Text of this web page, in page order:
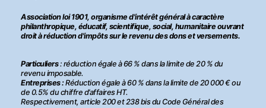
Association loi 1901, organisme d'intérêt général à caractère
philanthropique, éducatif, scientifique, social, humanitaire ouvrant
droit à réduction d'impôts sur le revenu des dons et versements.
Particuliers: réduction égale à 66 % dans la limite de 20 % du
revenu imposable.
Entreprises :Réduction égale à 60 % dans la limite de 20 000 € ou
de 0.5% du chiffre d’affaires HT.
Respectivement, article 200 et 238 bis du Code Général des